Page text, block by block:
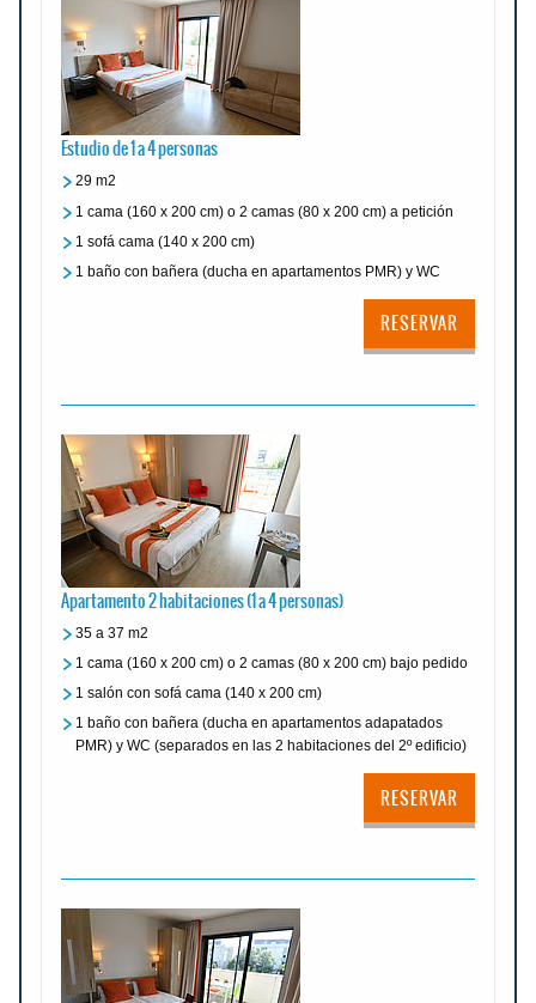
Estudio de 1 a 4 personas
29 m2
1 cama (160 x 200 cm) o 2 camas (80 x 200 cm) a petición
1 sofá cama (140 x 200 cm)
1 baño con bañera (ducha en apartamentos PMR) y WC
RESERVAR
Apartamento 2 habitaciones (1 a 4 personas)
35 a 37 m2
1 cama (160 x 200 cm) o 2 camas (80 x 200 cm) bajo pedido
1 salón con sofá cama (140 x 200 cm)
1 baño con bañera (ducha en apartamentos adapatados
PMR) y WC (separados en las 2 habitaciones del 2º edificio)
RESERVAR